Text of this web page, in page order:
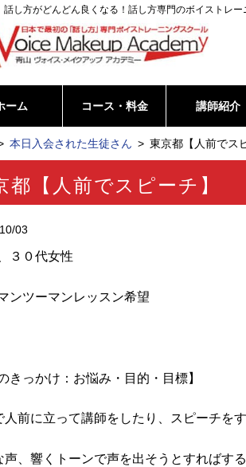
話し方がどんどん良くなる！話し方専門のボイストレー
ーム コース・料金 講師紹介
本日入会された生徒さん 東京都【人前でス
都【人前でスピーチ】
03
３０代女性
ンツーマンレッスン希望
きっかけ：お悩み・目的・目標】
人前に立って講師をしたり、スピーチを
声、響くトーンで声を出そうとすればす